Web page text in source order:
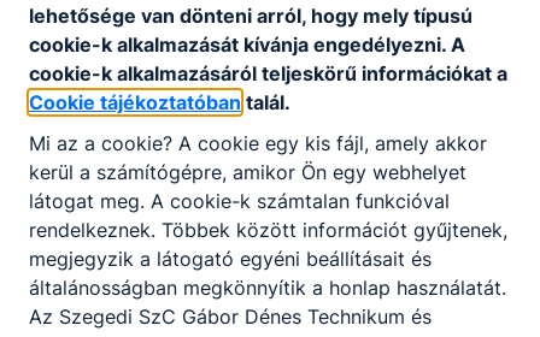
lehetősége van dönteni arról, hogy mely típusú
cookie-k alkalmazását kívánja engedélyezni. A
cookie-k alkalmazásáról teljeskörű információkat a
Cookie tájékoztatóban talál.
Mi az a cookie? A cookie egy kis fájl, amely akkor
kerül a számítógépre, amikor Ön egy webhelyet
látogat meg. A cookie-k számtalan funkcióval
rendelkeznek. Többek között információt gyűjtenek,
megjegyzik a látogató egyéni beállításait és
általánosságban megkönnyítik a honlap használatát.
Az Szegedi SzC Gábor Dénes Technikum és